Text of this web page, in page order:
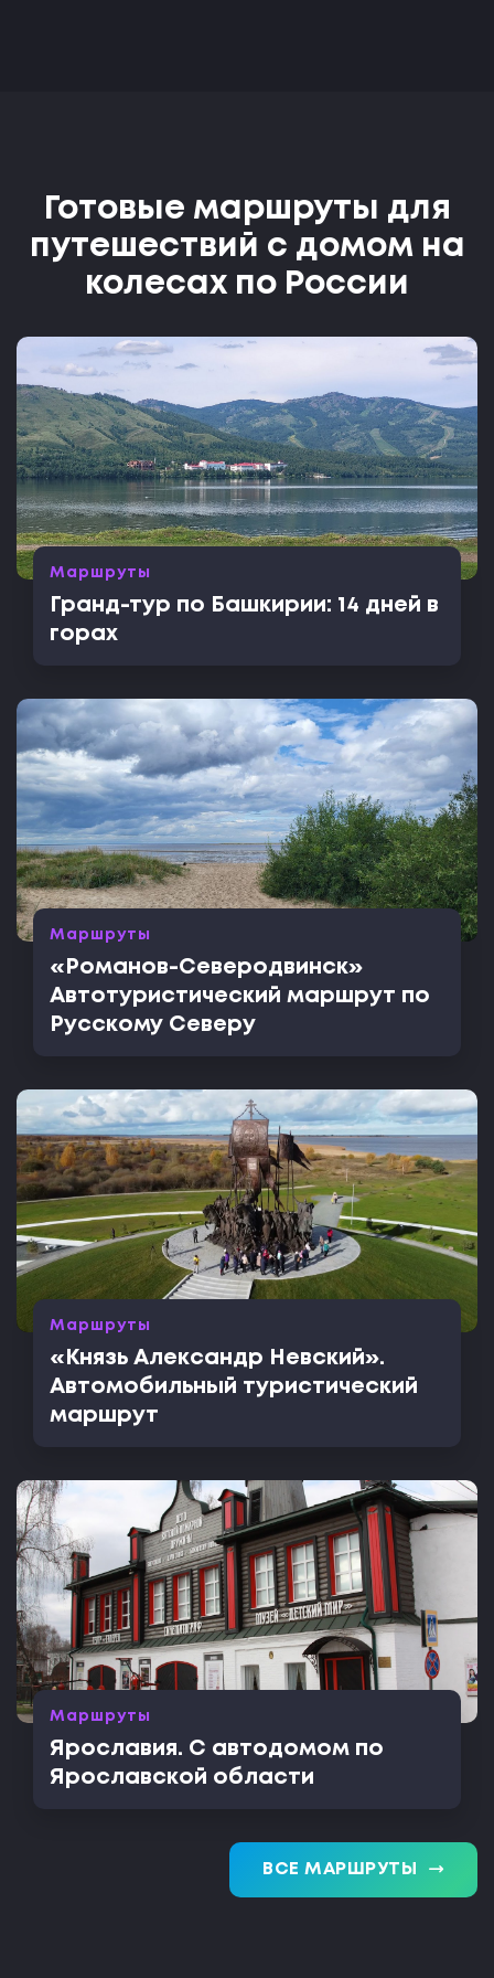
Готовые маршруты для
путешествий с домом на
колесах по России
Маршруты
Гранд-тур по Башкирии: 14 дней в
горах
Маршруты
«Романов-Северодвинск»
Автотуристический маршрут по
Русскому Северу
Маршруты
«Князь Александр Невский».
Автомобильный туристический
маршрут
Маршруты
Ярославия. С автодомом по
Ярославской области
ВСЕ МАРШРУТЫ trending_flat